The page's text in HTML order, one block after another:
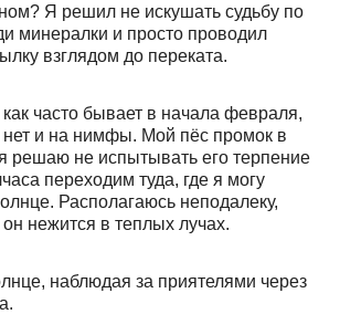
Я решил не искушать судьбу по
минералки и просто проводил
взглядом до переката.
часто бывает в начала февраля,
и на нимфы. Мой пёс промок в
решаю не испытывать его терпение
переходим туда, где я могу
Располагаюсь неподалеку,
нежится в теплых лучах.
наблюдая за приятелями через